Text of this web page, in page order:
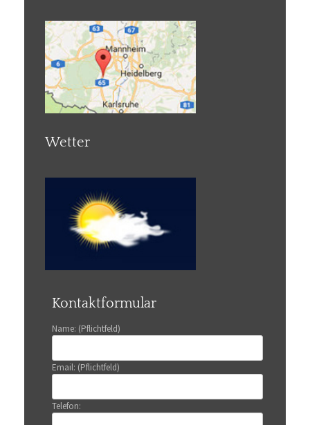
Wetter
Kontaktformular
Name: (Pflichtfeld)
Email: (Pflichtfeld)
Telefon: